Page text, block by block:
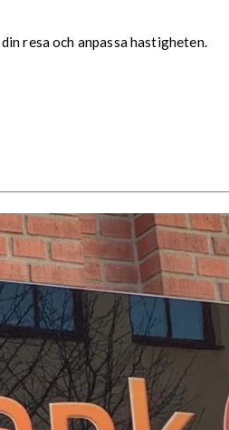
resa och anpassa hastigheten.